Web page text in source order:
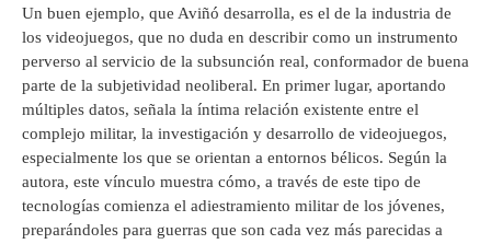
Un buen ejemplo, que Aviñó desarrolla, es el de la industria de
los videojuegos, que no duda en describir como un instrumento
perverso al servicio de la subsunción real, conformador de buena
parte de la subjetividad neoliberal. En primer lugar, aportando
múltiples datos, señala la íntima relación existente entre el
complejo militar, la investigación y desarrollo de videojuegos,
especialmente los que se orientan a entornos bélicos. Según la
autora, este vínculo muestra cómo, a través de este tipo de
tecnologías comienza el adiestramiento militar de los jóvenes,
preparándoles para guerras que son cada vez más parecidas a